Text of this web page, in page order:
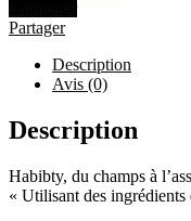
Partager
Description
Avis (0)
Description
Habibty, du champs à
« Utilisant des ingrédients